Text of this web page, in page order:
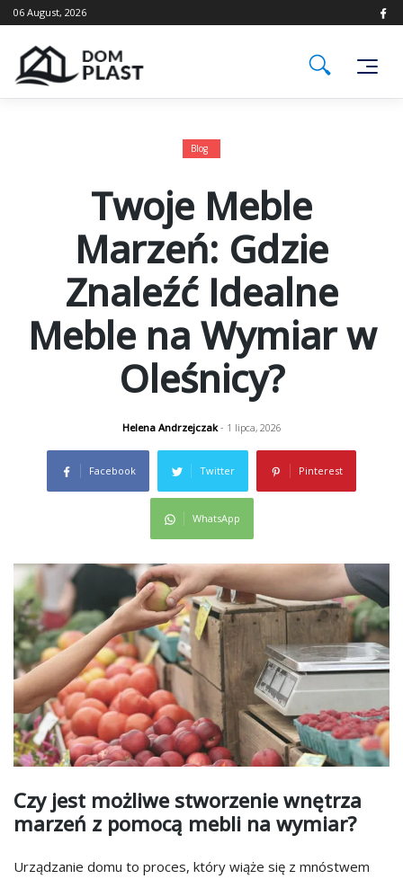
Skip
to
06 August, 2026
Blog
Twoje Meble
Marzeń: Gdzie
Znaleźć Idealne
Meble na Wymiar w
Oleśnicy?
Helena Andrzejczak- 1 lipca, 2026
Facebook Twitter Pinterest
WhatsApp
Czy jest możliwe stworzenie wnętrza
marzeń z pomocą mebli na wymiar?
Urządzanie domu to proces, który wiąże się z mnóstwem